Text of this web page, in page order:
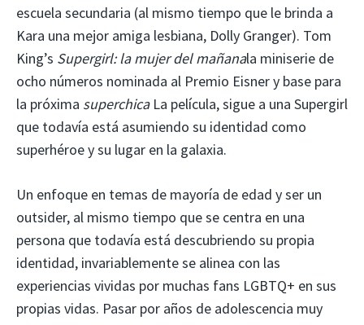
escuela secundaria (al mismo tiempo que le brinda a
Kara una mejor amiga lesbiana, Dolly Granger). Tom
King’s Supergirl: la mujer del mañanala miniserie de
ocho números nominada al Premio Eisner y base para
la próxima superchicaLa película, sigue a una Supergirl
que todavía está asumiendo su identidad como
superhéroe y su lugar en la galaxia.
Un enfoque en temas de mayoría de edad y ser un
outsider, al mismo tiempo que se centra en una
persona que todavía está descubriendo su propia
identidad, invariablemente se alinea con las
experiencias vividas por muchas fans LGBTQ+ en sus
propias vidas. Pasar por años de adolescencia muy